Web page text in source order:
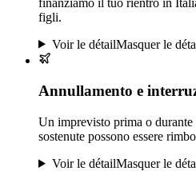
figli.
Voir le détailMasquer le
Annullamento e
Un imprevisto prima o
sostenute possono essere
Voir le détailMasquer le